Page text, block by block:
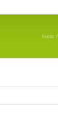
Inicio